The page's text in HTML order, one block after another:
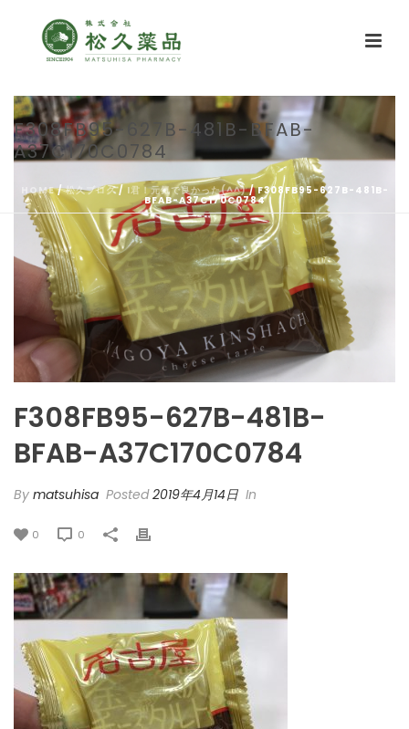
F308FB95-627B-481B-BFAB-
A37C170C0784
HOME/松久ブログ/ I君！元気で良かった(^^)/ F308FB95-627B-481B-
BFAB-A37C170C0784
F308FB95-627B-481B-
BFAB-A37C170C0784
By matsuhisa Posted2019年4月14日 In
0 0